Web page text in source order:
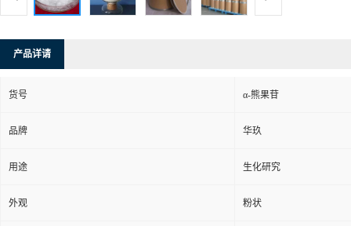
产品详请
货号 α-熊果苷
品牌 华玖
用途 生化研究
外观 粉状